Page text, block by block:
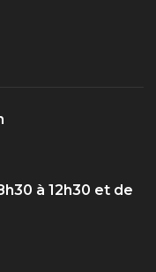
à 12h30 et de